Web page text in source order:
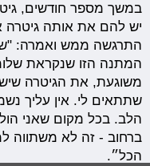
במשך מספר חודשים,
יש להם את אותה גיטרה
התרגשה ממש ואמרה:
משוגעת, את הגיטרה
שתתאים לי. אין עליך
הלב. בכל מקום שאני
ברחוב - זה לא
הכל״.